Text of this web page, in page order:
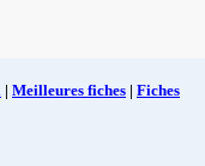
| Meilleures fiches | Fiches